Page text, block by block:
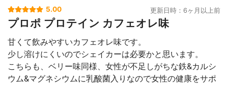
5.00 更新日時：6ヶ月以上前
プロポ プロテイン カフェオレ味
甘くて飲みやすいカフェオレ味です。
少し溶けにくいのでシェイカーは必要かと思います。
こちらも、ベリー味同様、女性が不足しがちな鉄&カルシ
ウム&マグネシウムに乳酸菌入りなので女性の健康をサポ